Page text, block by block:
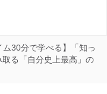
ム30分で学べる】「知っ
る「自分史上最高」の